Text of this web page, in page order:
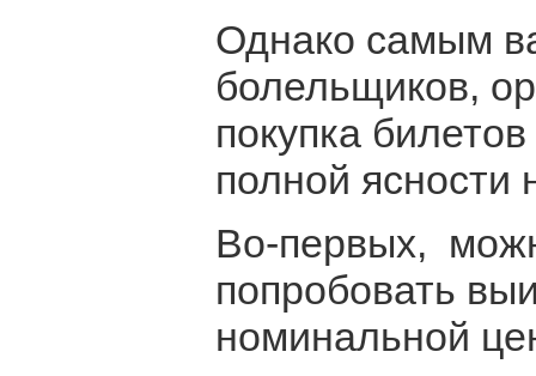
Однако самым
болельщиков,
покупка
полной ясности
Во-первых,
попробовать
номинальной